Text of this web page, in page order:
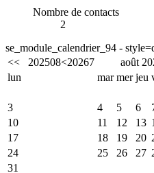
Nombre de contacts
2
se_module_calendrier_94 -
<< 202508<20267 août
lun
mar mer jeu
3
4 5 6
10
11 12 13
17
18 19 20
24
25 26 27
31